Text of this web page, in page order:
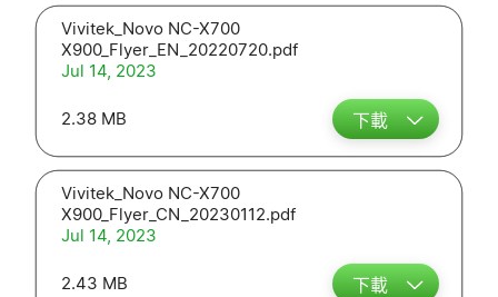
Vivitek_Novo NC-X700
X900_Flyer_EN_20220720.pdf
Jul 14, 2023
2.38 MB 下載
Vivitek_Novo NC-X700
X900_Flyer_CN_20230112.pdf
Jul 14, 2023
2.43 MB 下載